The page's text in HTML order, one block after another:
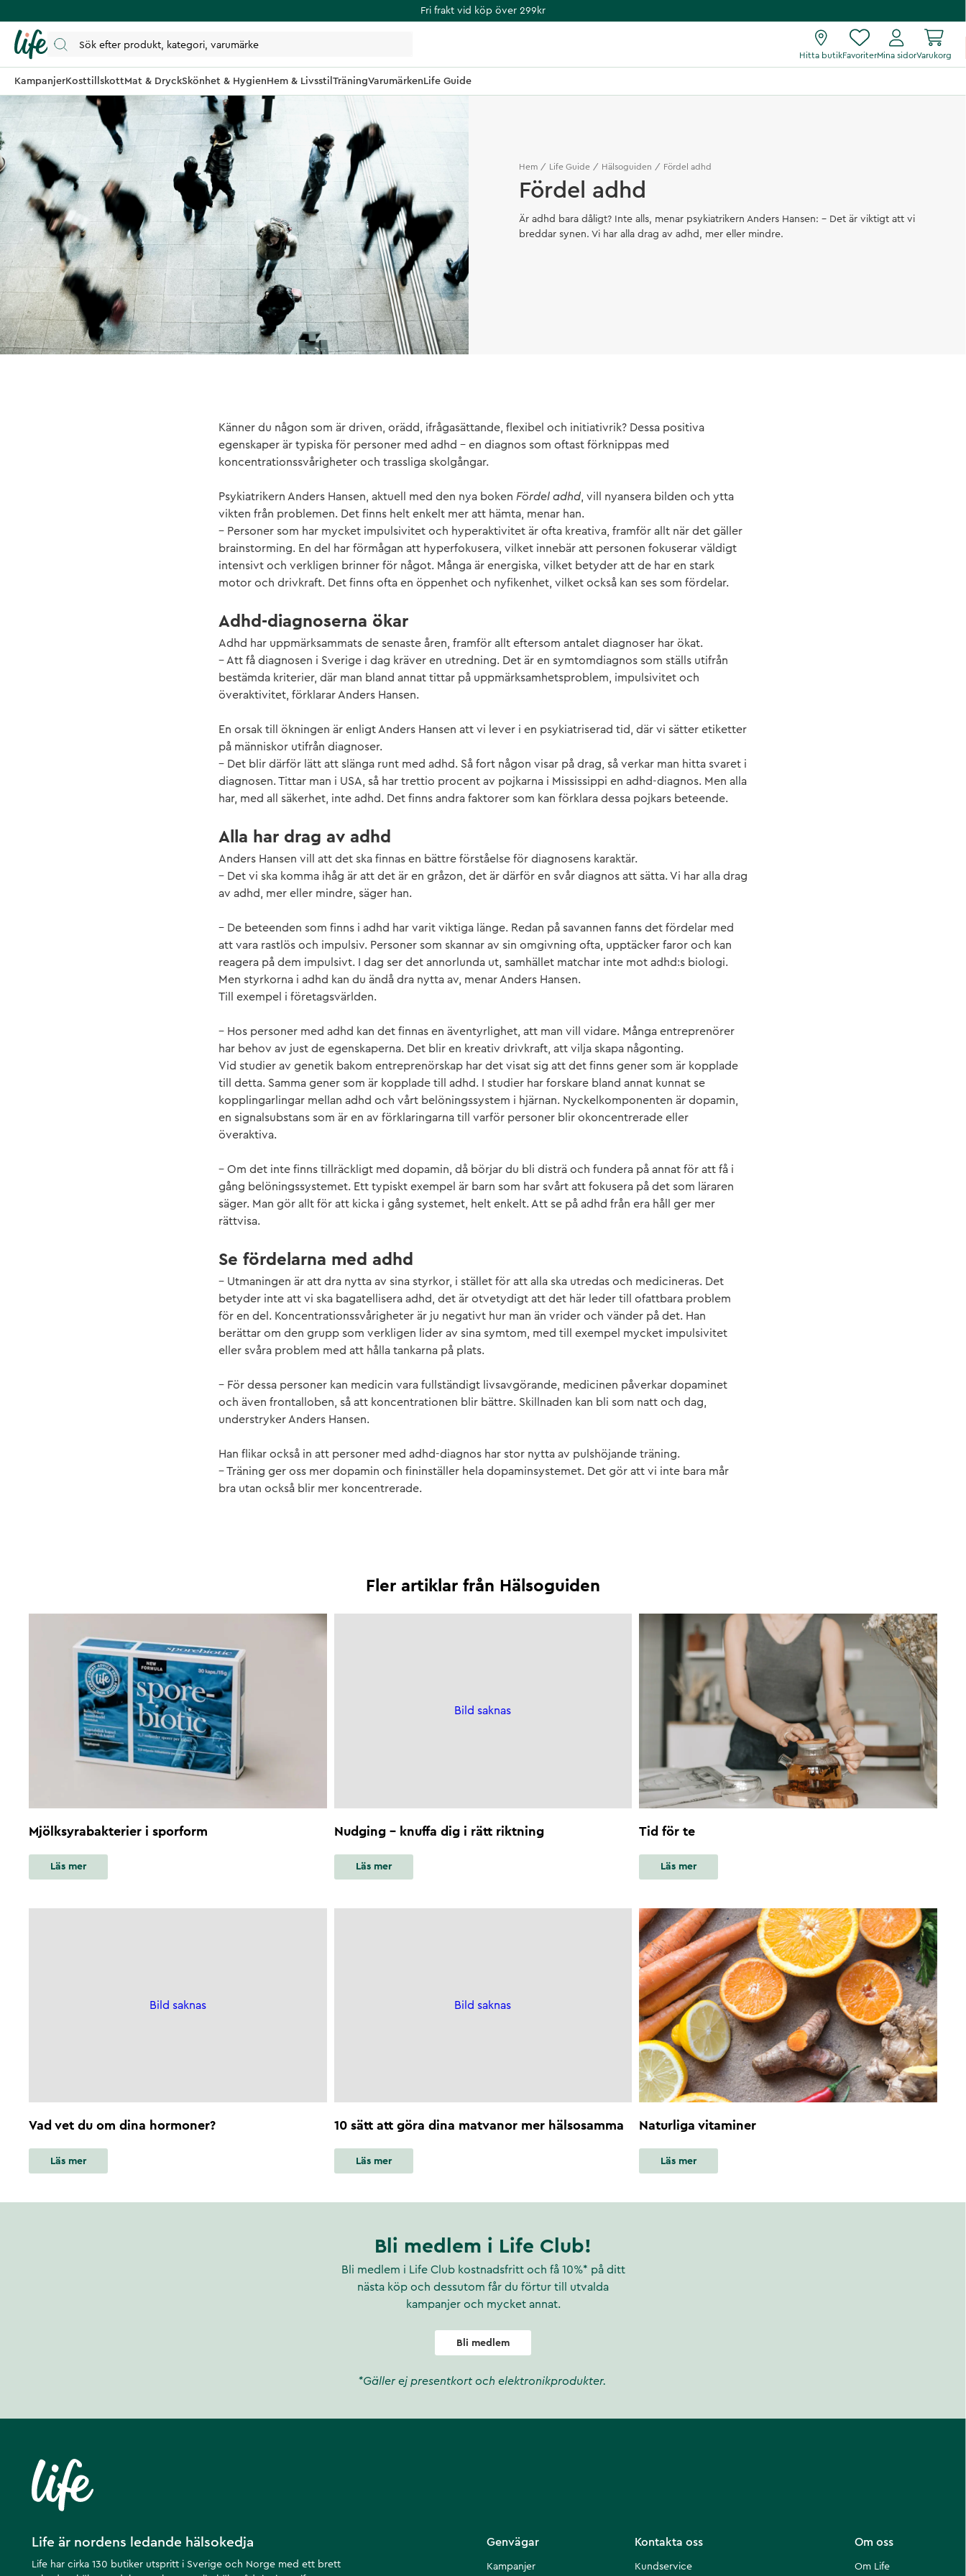
Fri frakt vid köp över 299kr
Hitta butikFavoriterMina sidorVarukorg
KampanjerKosttillskottMat & DryckSkönhet & HygienHem & Livsstil TräningVarumärkenLife Guide
Hem Life Guide Hälsoguiden Fördel adhd
Fördel adhd
Är adhd bara dåligt? Inte alls, menar psykiatrikern Anders Hansen: – Det är viktigt att vi
breddar synen. Vi har alla drag av adhd, mer eller mindre.
Känner du någon som är driven, orädd, ifrågasättande, flexibel och initiativrik? Dessa positiva
egenskaper är typiska för personer med adhd – en diagnos som oftast förknippas med
koncentrationssvårigheter och trassliga skolgångar.
Psykiatrikern Anders Hansen, aktuell med den nya boken Fördel adhd , vill nyansera bilden och ytta
vikten från problemen. Det finns helt enkelt mer att hämta, menar han.
– Personer som har mycket impulsivitet och hyperaktivitet är ofta kreativa, framför allt när det gäller
brainstorming. En del har förmågan att hyperfokusera, vilket innebär att personen fokuserar väldigt
intensivt och verkligen brinner för något. Många är energiska, vilket betyder att de har en stark
motor och drivkraft. Det finns ofta en öppenhet och nyfikenhet, vilket också kan ses som fördelar.
Adhd-diagnoserna ökar
Adhd har uppmärksammats de senaste åren, framför allt eftersom antalet diagnoser har ökat.
– Att få diagnosen i Sverige i dag kräver en utredning. Det är en symtomdiagnos som ställs utifrån
bestämda kriterier, där man bland annat tittar på uppmärksamhetsproblem, impulsivitet och
överaktivitet, förklarar Anders Hansen.
En orsak till ökningen är enligt Anders Hansen att vi lever i en psykiatriserad tid, där vi sätter etiketter
på människor utifrån diagnoser.
– Det blir därför lätt att slänga runt med adhd. Så fort någon visar på drag, så verkar man hitta svaret i
diagnosen. Tittar man i USA, så har trettio procent av pojkarna i Mississippi en adhd-diagnos. Men alla
har, med all säkerhet, inte adhd. Det finns andra faktorer som kan förklara dessa pojkars beteende.
Alla har drag av adhd
Anders Hansen vill att det ska finnas en bättre förståelse för diagnosens karaktär.
– Det vi ska komma ihåg är att det är en gråzon, det är därför en svår diagnos att sätta. Vi har alla drag
av adhd, mer eller mindre, säger han.
– De beteenden som finns i adhd har varit viktiga länge. Redan på savannen fanns det fördelar med
att vara rastlös och impulsiv. Personer som skannar av sin omgivning ofta, upptäcker faror och kan
reagera på dem impulsivt. I dag ser det annorlunda ut, samhället matchar inte mot adhd:s biologi.
Men styrkorna i adhd kan du ändå dra nytta av, menar Anders Hansen.
Till exempel i företagsvärlden.
– Hos personer med adhd kan det finnas en äventyrlighet, att man vill vidare. Många entreprenörer
har behov av just de egenskaperna. Det blir en kreativ drivkraft, att vilja skapa någonting.
Vid studier av genetik bakom entreprenörskap har det visat sig att det finns gener som är kopplade
till detta. Samma gener som är kopplade till adhd. I studier har forskare bland annat kunnat se
kopplingarlingar mellan adhd och vårt belöningssystem i hjärnan. Nyckelkomponenten är dopamin,
en signalsubstans som är en av förklaringarna till varför personer blir okoncentrerade eller
överaktiva.
– Om det inte finns tillräckligt med dopamin, då börjar du bli disträ och fundera på annat för att få i
gång belöningssystemet. Ett typiskt exempel är barn som har svårt att fokusera på det som läraren
säger. Man gör allt för att kicka i gång systemet, helt enkelt. Att se på adhd från era håll ger mer
rättvisa.
Se fördelarna med adhd
– Utmaningen är att dra nytta av sina styrkor, i stället för att alla ska utredas och medicineras. Det
betyder inte att vi ska bagatellisera adhd, det är otvetydigt att det här leder till ofattbara problem
för en del. Koncentrationssvårigheter är ju negativt hur man än vrider och vänder på det. Han
berättar om den grupp som verkligen lider av sina symtom, med till exempel mycket impulsivitet
eller svåra problem med att hålla tankarna på plats.
– För dessa personer kan medicin vara fullständigt livsavgörande, medicinen påverkar dopaminet
och även frontalloben, så att koncentrationen blir bättre. Skillnaden kan bli som natt och dag,
understryker Anders Hansen.
Han flikar också in att personer med adhd-diagnos har stor nytta av pulshöjande träning.
– Träning ger oss mer dopamin och fininställer hela dopaminsystemet. Det gör att vi inte bara mår
bra utan också blir mer koncentrerade.
Fler artiklar från Hälsoguiden
Mjölksyrabakterier i sporform
Läs mer
Bild saknas
Nudging - knuffa dig i rätt riktning
Läs mer
Tid för te
Läs mer
Bild saknas
Vad vet du om dina hormoner?
Läs mer
Bild saknas
10 sätt att göra dina matvanor mer hälsosamma
Läs mer
Naturliga vitaminer
Läs mer
Bli medlem i Life Club!
Bli medlem i Life Club kostnadsfritt och få 10%* på ditt
nästa köp och dessutom får du förtur till utvalda
kampanjer och mycket annat.
Bli medlem
*Gäller ej presentkort och elektronikprodukter.
Life är nordens ledande hälsokedja
Life har cirka 130 butiker utspritt i Sverige och Norge med ett brett
Om oss
Om Life
Kontakta oss
Kundservice
Genvägar
Kampanjer